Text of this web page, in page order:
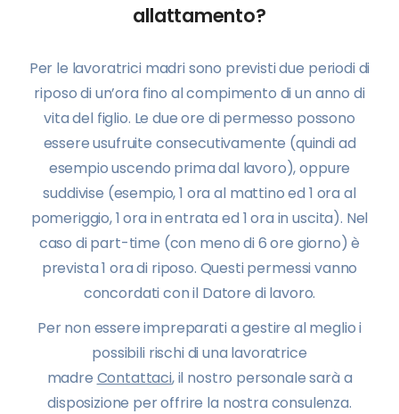
allattamento?
Per le lavoratrici madri sono previsti due periodi di
riposo di un’ora fino al compimento di un anno di
vita del figlio. Le due ore di permesso possono
essere usufruite consecutivamente (quindi ad
esempio uscendo prima dal lavoro), oppure
suddivise (esempio, 1 ora al mattino ed 1 ora al
pomeriggio, 1 ora in entrata ed 1 ora in uscita). Nel
caso di part-time (con meno di 6 ore giorno) è
prevista 1 ora di riposo. Questi permessi vanno
concordati con il Datore di lavoro.
Per non essere impreparati a gestire al meglio i
possibili rischi di una lavoratrice
madre Contattaci, il nostro personale sarà a
disposizione per offrire la nostra consulenza.